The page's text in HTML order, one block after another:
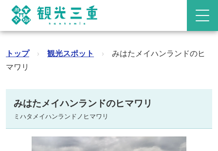
トップ › 観光スポット ›
みはたメイハンランドのヒ
マワリ
みはたメイハンランドのヒマワリ
ミハタメイハンランドノヒマワリ